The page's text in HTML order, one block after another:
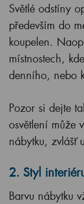
Světlé odstíny
především do
koupelen.
místnostech,
denního, nebo
Pozor si dejte
osvětlení může
nábytku, zvlášť
2. Styl
Barvu nábytku